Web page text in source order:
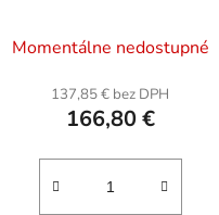
pripojením a 32GB pamäťovou
kartou
Momentálne nedostupné
137,85 € bez DPH
166,80 €